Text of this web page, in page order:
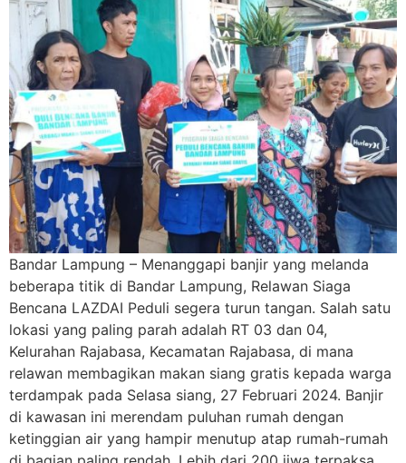
Bandar Lampung – Menanggapi banjir yang melanda
beberapa titik di Bandar Lampung, Relawan Siaga
Bencana LAZDAI Peduli segera turun tangan. Salah satu
lokasi yang paling parah adalah RT 03 dan 04,
Kelurahan Rajabasa, Kecamatan Rajabasa, di mana
relawan membagikan makan siang gratis kepada warga
terdampak pada Selasa siang, 27 Februari 2024. Banjir
di kawasan ini merendam puluhan rumah dengan
ketinggian air yang hampir menutup atap rumah-rumah